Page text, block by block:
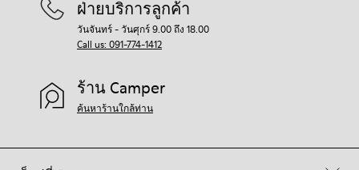
ฝ่ายบริการลูกค้า
วันจันทร์ - วันศุกร์ 9.00 ถึง 18.00
Call us: 091-774-1412
ร้าน Camper
ค้นหาร้านใกล้ท่าน